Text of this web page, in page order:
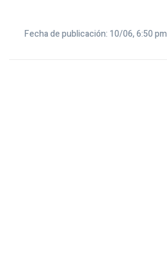
Fecha de publicación: 10/06, 6:50 pm